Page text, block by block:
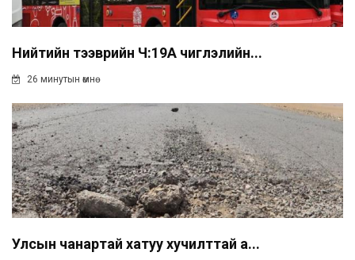
Нийтийн тээврийн Ч:19А чиглэлийн...
26 минутын өмнө
Улсын чанартай хатуу хучилттай а...